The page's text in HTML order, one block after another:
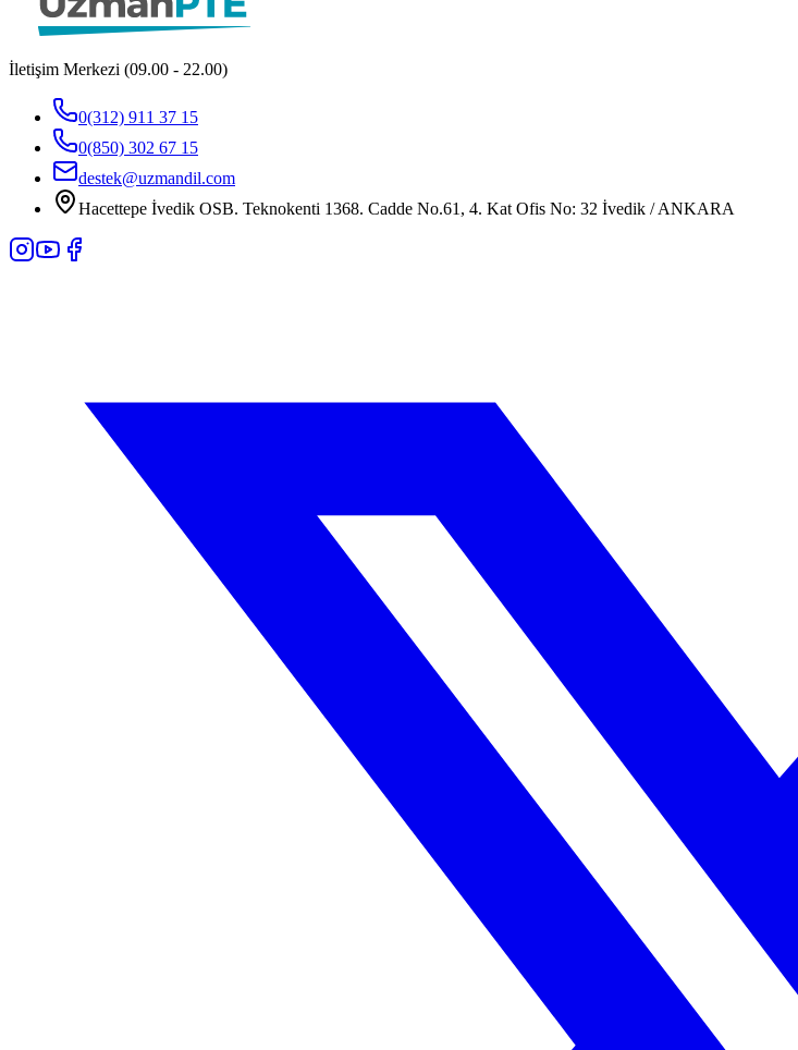
İletişim Merkezi (09.00 - 22.00)
0(312) 911 37 15
0(850) 302 67 15
destek@uzmandil.com
Hacettepe İvedik OSB. Teknokenti 1368. Cadde No.61, 4. Kat Ofis No: 32 İvedik / ANKARA